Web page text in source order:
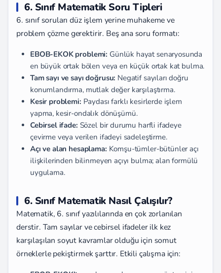
6. Sınıf Matematik Soru Tipleri
6. sınıf soruları düz işlem yerine muhakeme ve
problem çözme gerektirir. Beş ana soru formatı:
EBOB-EKOK problemi: Günlük hayat senaryosunda
en büyük ortak bölen veya en küçük ortak kat bulma.
Tam sayı ve sayı doğrusu: Negatif sayıları doğru
konumlandırma, mutlak değer karşılaştırma.
Kesir problemi: Paydası farklı kesirlerde işlem
yapma, kesir-ondalık dönüşümü.
Cebirsel ifade: Sözel bir durumu harfli ifadeye
çevirme veya verilen ifadeyi sadeleştirme.
Açı ve alan hesaplama: Komşu-tümler-bütünler açı
ilişkilerinden bilinmeyen açıyı bulma; alan formülü
uygulama.
6. Sınıf Matematik Nasıl Çalışılır?
Matematik, 6. sınıf yazılılarında en çok zorlanılan
derstir. Tam sayılar ve cebirsel ifadeler ilk kez
karşılaşılan soyut kavramlar olduğu için somut
örneklerle pekiştirmek şarttır. Etkili çalışma için: